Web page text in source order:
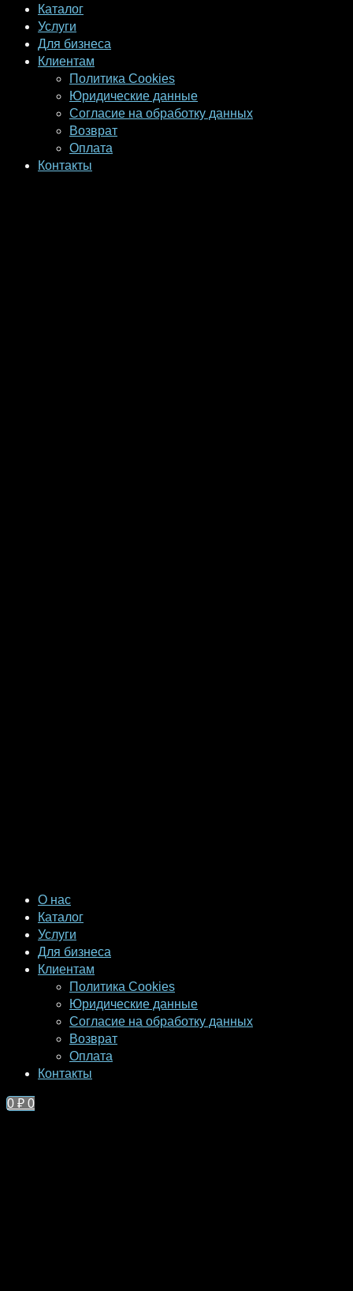
Каталог
Услуги
Для бизнеса
Клиентам
Политика Cookies
Юридические данные
Согласие на обработку данных
Возврат
Оплата
Контакты
О нас
Каталог
Услуги
Для бизнеса
Клиентам
Политика Cookies
Юридические данные
Согласие на обработку данных
Возврат
Оплата
Контакты
0 ₽ 0